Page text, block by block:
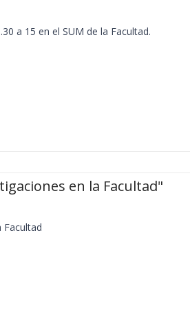
a 15 en el SUM de la Facultad.
en la Facultad"
Facultad